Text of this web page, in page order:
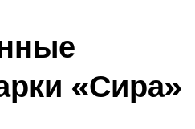
«Сира»